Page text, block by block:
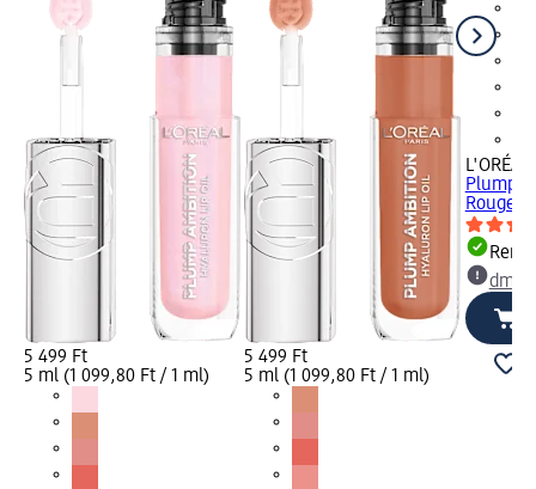
5 499 Ft
5 ml (1 099,80 Ft / 1 ml)
5 499 Ft
5 ml (1 099,80 Ft / 1 ml)
L'ORÉAL
Plump
Rouge
dm